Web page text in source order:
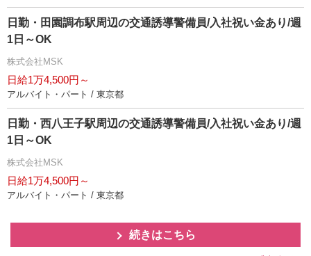
日勤・田園調布駅周辺の交通誘導警備員/入社祝い金あり/週
1日～OK
株式会社MSK
日給1万4,500円～
アルバイト・パート / 東京都
日勤・西八王子駅周辺の交通誘導警備員/入社祝い金あり/週
1日～OK
株式会社MSK
日給1万4,500円～
アルバイト・パート / 東京都
続きはこちら